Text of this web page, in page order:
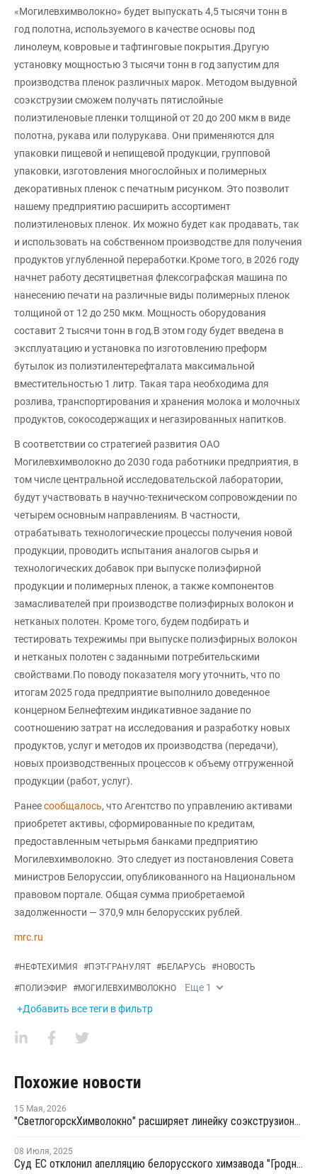
«Могилевхимволокно» будет выпускать 4,5 тысячи тонн в
год полотна, используемого в качестве основы под
линолеум, ковровые и тафтинговые покрытия.Другую
установку мощностью 3 тысячи тонн в год запустим для
производства пленок различных марок. Методом выдувной
соэкструзии сможем получать пятислойные
полиэтиленовые пленки толщиной от 20 до 200 мкм в виде
полотна, рукава или полурукава. Они применяются для
упаковки пищевой и непищевой продукции, групповой
упаковки, изготовления многослойных и полимерных
декоративных пленок с печатным рисунком. Это позволит
нашему предприятию расширить ассортимент
полиэтиленовых пленок. Их можно будет как продавать, так
и использовать на собственном производстве для получения
продуктов углубленной переработки.Кроме того, в 2026 году
начнет работу десятицветная флексографская машина по
нанесению печати на различные виды полимерных пленок
толщиной от 12 до 250 мкм. Мощность оборудования
составит 2 тысячи тонн в год.В этом году будет введена в
эксплуатацию и установка по изготовлению преформ
бутылок из полиэтилентерефталата максимальной
вместительностью 1 литр. Такая тара необходима для
розлива, транспортирования и хранения молока и молочных
продуктов, сокосодержащих и негазированных напитков.
В соответствии со стратегией развития ОАО
Могилевхимволокно до 2030 года работники предприятия, в
том числе центральной исследовательской лаборатории,
будут участвовать в научно-техническом сопровождении по
четырем основным направлениям. В частности,
отрабатывать технологические процессы получения новой
продукции, проводить испытания аналогов сырья и
технологических добавок при выпуске полиэфирной
продукции и полимерных пленок, а также компонентов
замасливателей при производстве полиэфирных волокон и
нетканых полотен. Кроме того, будем подбирать и
тестировать техрежимы при выпуске полиэфирных волокон
и нетканых полотен с заданными потребительскими
свойствами.По поводу показателя могу уточнить, что по
итогам 2025 года предприятие выполнило доведенное
концерном Белнефтехим индикативное задание по
соотношению затрат на исследования и разработку новых
продуктов, услуг и методов их производства (передачи),
новых производственных процессов к объему отгруженной
продукции (работ, услуг).
Ранеесообщалось, что Агентство по управлению активами
приобретет активы, сформированные по кредитам,
предоставленным четырьмя банками предприятию
Могилевхимволокно. Это следует из постановления Совета
министров Белоруссии, опубликованного на Национальном
правовом портале. Общая сумма приобретаемой
задолженности — 370,9 млн белорусских рублей.
mrc.ru
#НЕФТЕХИМИЯ #ПЭТ-ГРАНУЛЯТ #БЕЛАРУСЬ #НОВОСТЬ
#ПОЛИЭФИР #МОГИЛЕВХИМВОЛОКНО Еще 1
+Добавить все теги в фильтр
Похожие новости
15 Мая, 2026
"Светлогорск­Химволокно" расширяет линейку соэкструзионных пленок
08 Июля, 2025
Суд ЕС отклонил апелляцию белорусского химзавода "Гродно Азот" о снятии санкций